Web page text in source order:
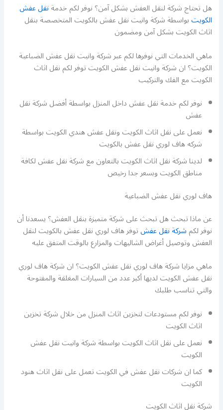
هل تحتاج شركة لنقل العفش بشكل آمن؟ نوفر لكم خدمةنقل عفش
الكويتبواسطة شركة وانيت نقل عفش بالكويت المتخصصة بنقل
اثاث الكويت بشكل آمن ومضمون
ماهي الخدمات التي نوفرها لكم عبر شركة وانيت نقل عفش الضباعية
الكويت؟ ان شركة وانيت نقل عفش الكويت توفر لكم نقل اثاث
الكويت مع الفك والتركيب
نوفر لكم خدمة نقل عفش داخل المنزل بواسطة أفضل شركة نقل
عفش
نعمل على نقل اثاث الكويت ونقل عفش هندي الكويت بواسطة
شركه هاف لوري نقل عفش بالكويت
لدينا شركة نقل اثاث الكويت بالتعاون مع شركة نقل عفش لكافة
مناطق الكويت وبسعر جدا رخيص
هاف لوري نقل عفش الضباعية
عن ماذا تبحث هل تبحث على شركة متميزة بنقل العفش؟ يسعدنا أن
نوفر لكمشركة نقل عفشتوفر هاف لوري نقل عفش بالكويت لنقل
العفش وتوصيل أغراض الشاليهات والمزارع بالوقت المتفق عليه
ماهي مزايا شركة هاف لوري نقل عفش الكويت؟ ان شركة هاف لوري
نقل عفش الكويت لديها أكبر عدد من السيارات المغلقة والمفتوحة
والتي تناسب طلبك
نوفر لكم مستودعات لتخزين اثاث المنزل من خلال شركة تخزين
اثاث الكويت
نعمل على نقل اثاث الكويت بواسطة شركة وانيت نقل عفش
الكويت
كما ان شركات نقل عفش في الكويت تعمل على نقل اثاث هنود
الكويت
شركة نقل اثاث الكويت